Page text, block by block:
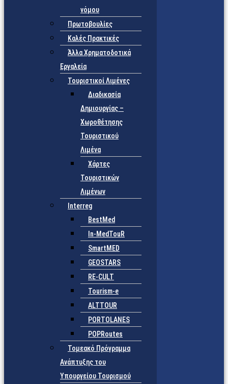
νόμου
Πρωτοβουλίες
Καλές Πρακτικές
Άλλα Χρηματοδοτικά
Εργαλεία
Τουριστικοί Λιμένες
Διαδικασία
Δημιουργίας –
Χωροθέτησης
Τουριστικού
Λιμένα
Χάρτες
Τουριστικών
Λιμένων
Interreg
BestMed
In-MedTouR
SmartMED
GEOSTARS
RE-CULT
Tourism-e
ALTTOUR
PORTOLANES
POPRoutes
Τομεακό Πρόγραμμα
Ανάπτυξης του
Υπουργείου Τουρισμού